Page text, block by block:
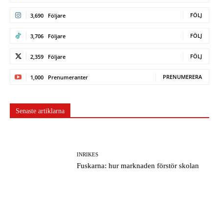
3,690 Följare FÖLJ
3,706 Följare FÖLJ
2,359 Följare FÖLJ
1,000 Prenumeranter PRENUMERERA
Senaste artiklarna
INRIKES
Fuskarna: hur marknaden förstör skolan